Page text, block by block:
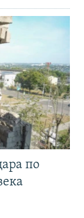
по